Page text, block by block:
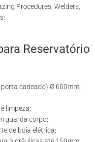
Procedures, Welders,
Reservatório
cadeado) Ø 600mm;
limpeza;
guarda corpo;
de boia elétrica;